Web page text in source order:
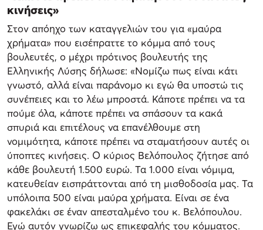
κινήσεις»
Στον απόηχο των καταγγελιών του για «μαύρα
χρήματα» που εισέπραττε το κόμμα από τους
βουλευτές, ο μέχρι πρότινος βουλευτής της
Ελληνικής Λύσης δήλωσε: «Νομίζω πως είναι κάτι
γνωστό, αλλά είναι παράνομο κι εγώ θα υποστώ τις
συνέπειες και το λέω μπροστά. Κάποτε πρέπει να τα
πούμε όλα, κάποτε πρέπει να σπάσουν τα κακά
σπυριά και επιτέλους να επανέλθουμε στη
νομιμότητα, κάποτε πρέπει να σταματήσουν αυτές οι
ύποπτες κινήσεις. Ο κύριος Βελόπουλος ζήτησε από
κάθε βουλευτή 1.500 ευρώ. Τα 1.000 είναι νόμιμα,
κατευθείαν εισπράττονται από τη μισθοδοσία μας. Τα
υπόλοιπα 500 είναι μαύρα χρήματα. Είναι σε ένα
φακελάκι σε έναν απεσταλμένο του κ. Βελόπουλου.
Εγώ αυτόν γνωρίζω ως επικεφαλής του κόμματος.